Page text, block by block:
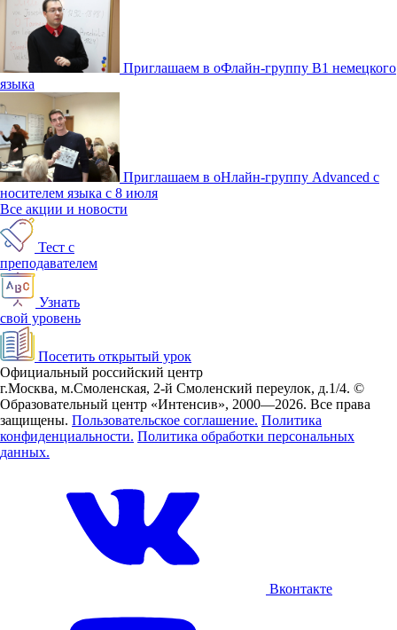
Приглашаем в оФлайн-группу В1 немецкого
языка
Приглашаем в оНлайн-группу Advanced с
носителем языка с 8 июля
Все акции и новости
Тест с
преподавателем
Узнать
свой уровень
Посетить открытый урок
Официальный российский центр
г.Москва, м.Смоленская, 2-й Смоленский переулок, д.1/4. ©
Образовательный центр «Интенсив», 2000—2026. Все права
защищены. Пользовательское соглашение. Политика
конфиденциальности. Политика обработки персональных
данных.
Вконтакте